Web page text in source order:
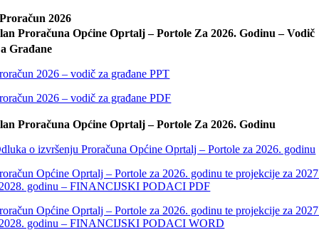
Proračun 2026
Proračuna Općine Oprtalj – Portole Za 2026. Godinu – Vodič
Građane
2026 – vodič za građane PPT
2026 – vodič za građane PDF
Proračuna Općine Oprtalj – Portole Za 2026. Godinu
o izvršenju Proračuna Općine Oprtalj – Portole za 2026. godinu
Općine Oprtalj – Portole za 2026. godinu te projekcije za
godinu – FINANCIJSKI PODACI PDF
Općine Oprtalj – Portole za 2026. godinu te projekcije za
godinu – FINANCIJSKI PODACI WORD